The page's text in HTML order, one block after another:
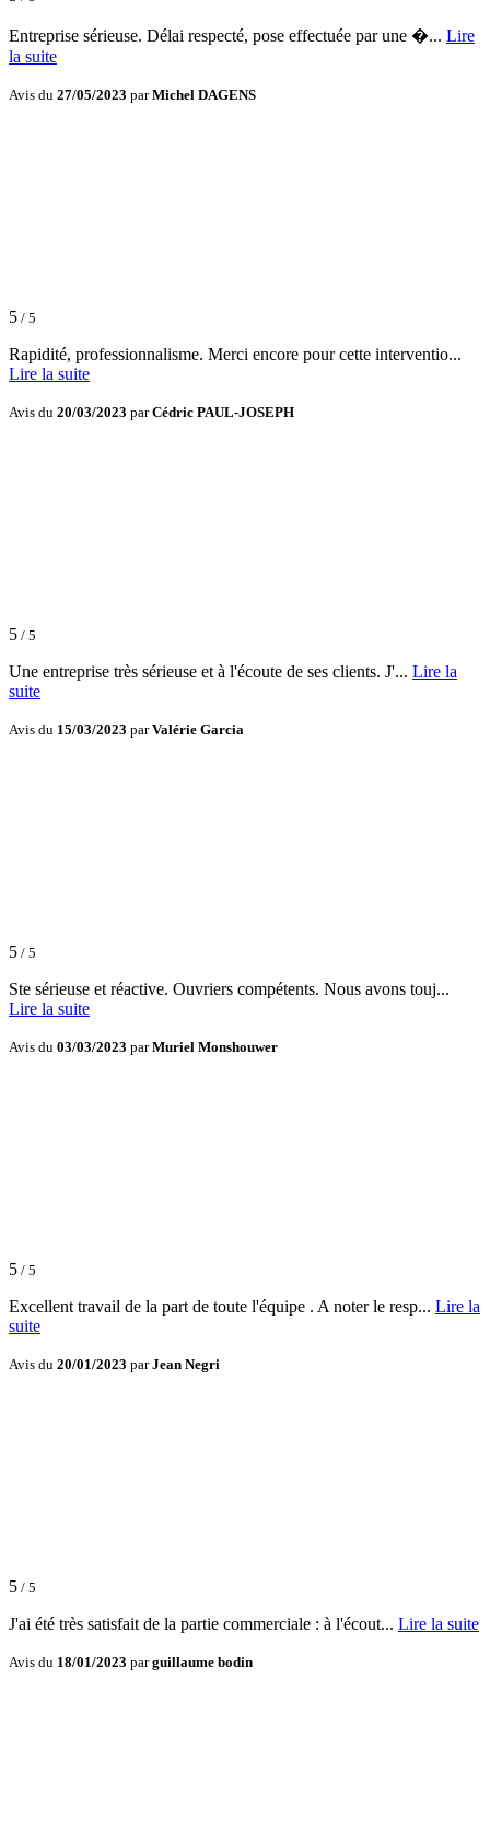
Entreprise sérieuse. Délai respecté, pose effectuée par une �... Lire
la suite
Avis du 27/05/2023 parMichel DAGENS
5 / 5
Rapidité, professionnalisme. Merci encore pour cette interventio...
Lire la suite
Avis du 20/03/2023 parCédric PAUL-JOSEPH
5 / 5
Une entreprise très sérieuse et à l'écoute de ses clients. J'... Lire la
suite
Avis du 15/03/2023 parValérie Garcia
5 / 5
Ste sérieuse et réactive. Ouvriers compétents. Nous avons touj...
Lire la suite
Avis du 03/03/2023 parMuriel Monshouwer
5 / 5
Excellent travail de la part de toute l'équipe . A noter le resp... Lire la
suite
Avis du 20/01/2023 parJean Negri
5 / 5
J'ai été très satisfait de la partie commerciale : à l'écout... Lire la suite
Avis du 18/01/2023 parguillaume bodin